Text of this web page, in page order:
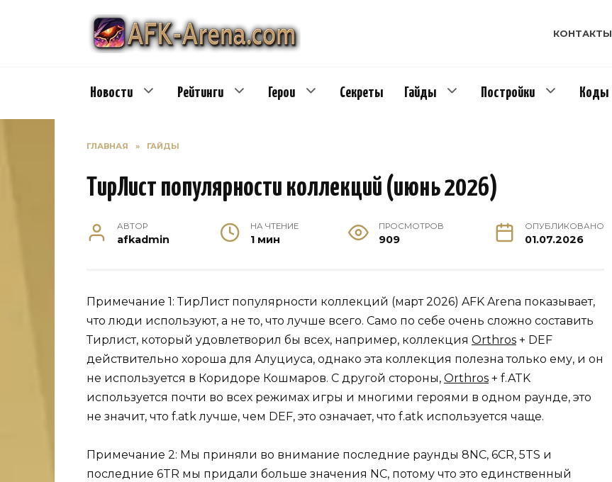
КОНТАКТЫ
Новости Рейтинги Герои Секреты Гайды Постройки Коды
ГЛАВНАЯ » ГАЙДЫ
ТирЛист популярности коллекций (июнь 2026)
АВТОР
afkadmin
НА ЧТЕНИЕ
1 мин
ПРОСМОТРОВ
909
ОПУБЛИКОВАНО
01.07.2026
Примечание 1: ТирЛист популярности коллекций (март 2026) AFK Arena показывает,
что люди используют, а не то, что лучше всего. Само по себе очень сложно составить
Тирлист, который удовлетворил бы всех, например, коллекция Orthros + DEF
действительно хороша для Алуциуса, однако эта коллекция полезна только ему, и он
не используется в Коридоре Кошмаров. С другой стороны, Orthros + f.ATK
используется почти во всех режимах игры и многими героями в одном раунде, это
не значит, что f.atk лучше, чем DEF, это означает, что f.atk используется чаще.
Примечание 2: Мы приняли во внимание последние раунды 8NC, 6CR, 5TS и
последние 6TR мы придали больше значения NC, потому что это единственный